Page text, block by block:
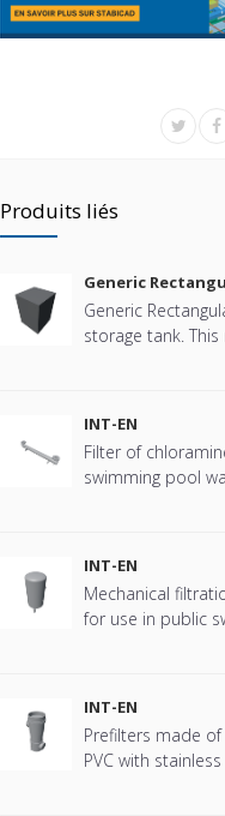
Produits liés
Generic
storage tank
Generic
storage tank.
INT-EN
Filter of
swimming pool
INT-EN
Mechanical
for use in public
INT-EN
Prefilters made
PVC with